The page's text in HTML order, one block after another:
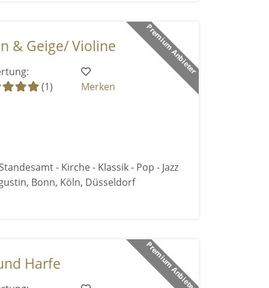
Premium Anbieter
& Geige/ Violine
(1)
Merken
- Kirche - Klassik - Pop - Jazz
Bonn, Köln, Düsseldorf
Premium Anbieter
Harfe